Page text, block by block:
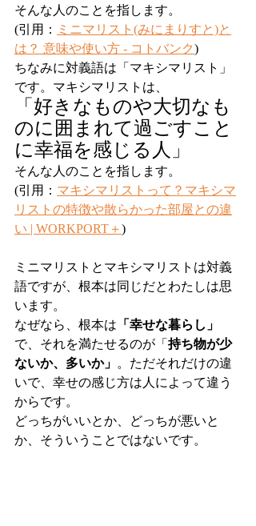
そんな人のことを指します。
(引用：
ミニマリスト(みにまりすと)と
は？ 意味や使い方 - コトバンク)
ちなみに対義語は「マキシマリスト」
です。マキシマリストは、
「好きなものや大切なも
のに囲まれて過ごすこと
に幸福を感じる人」
そんな人のことを指します。
(引用： マキシマリストって？マキシマ
リストの特徴や散らかった部屋との違
い | WORKPORT＋)
ミニマリストとマキシマリストは対義
語ですが、根本は同じだとわたしは思
います。
なぜなら、根本は 「幸せな暮らし」
で、それを満たせるのが「 持ち物が少
ないか、多いか」 。ただそれだけの違
いで、幸せの感じ方は人によって違う
からです。
どっちがいいとか、どっちが悪いと
か、そういうことではないです。